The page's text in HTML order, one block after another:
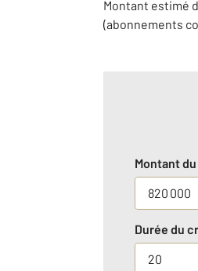
Montant estimé
(abonnements
Montant
Durée du